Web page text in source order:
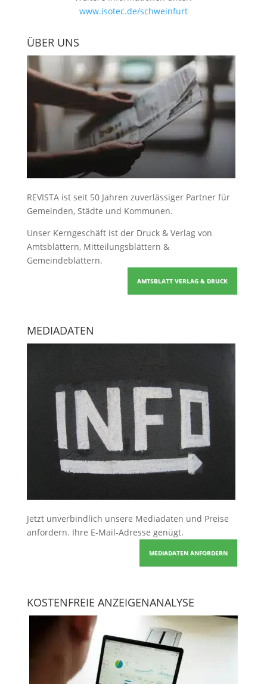
www.isotec.de/schweinfurt
ÜBER UNS
REVISTA ist seit 50 Jahren zuverlässiger Partner für
Gemeinden, Städte und Kommunen.
Unser Kerngeschäft ist der Druck & Verlag von
Amtsblättern, Mitteilungsblättern &
Gemeindeblättern.
AMTSBLATT VERLAG & DRUCK
MEDIADATEN
Jetzt unverbindlich unsere Mediadaten und Preise
anfordern. Ihre E-Mail-Adresse genügt.
MEDIADATEN ANFORDERN
KOSTENFREIE ANZEIGENANALYSE